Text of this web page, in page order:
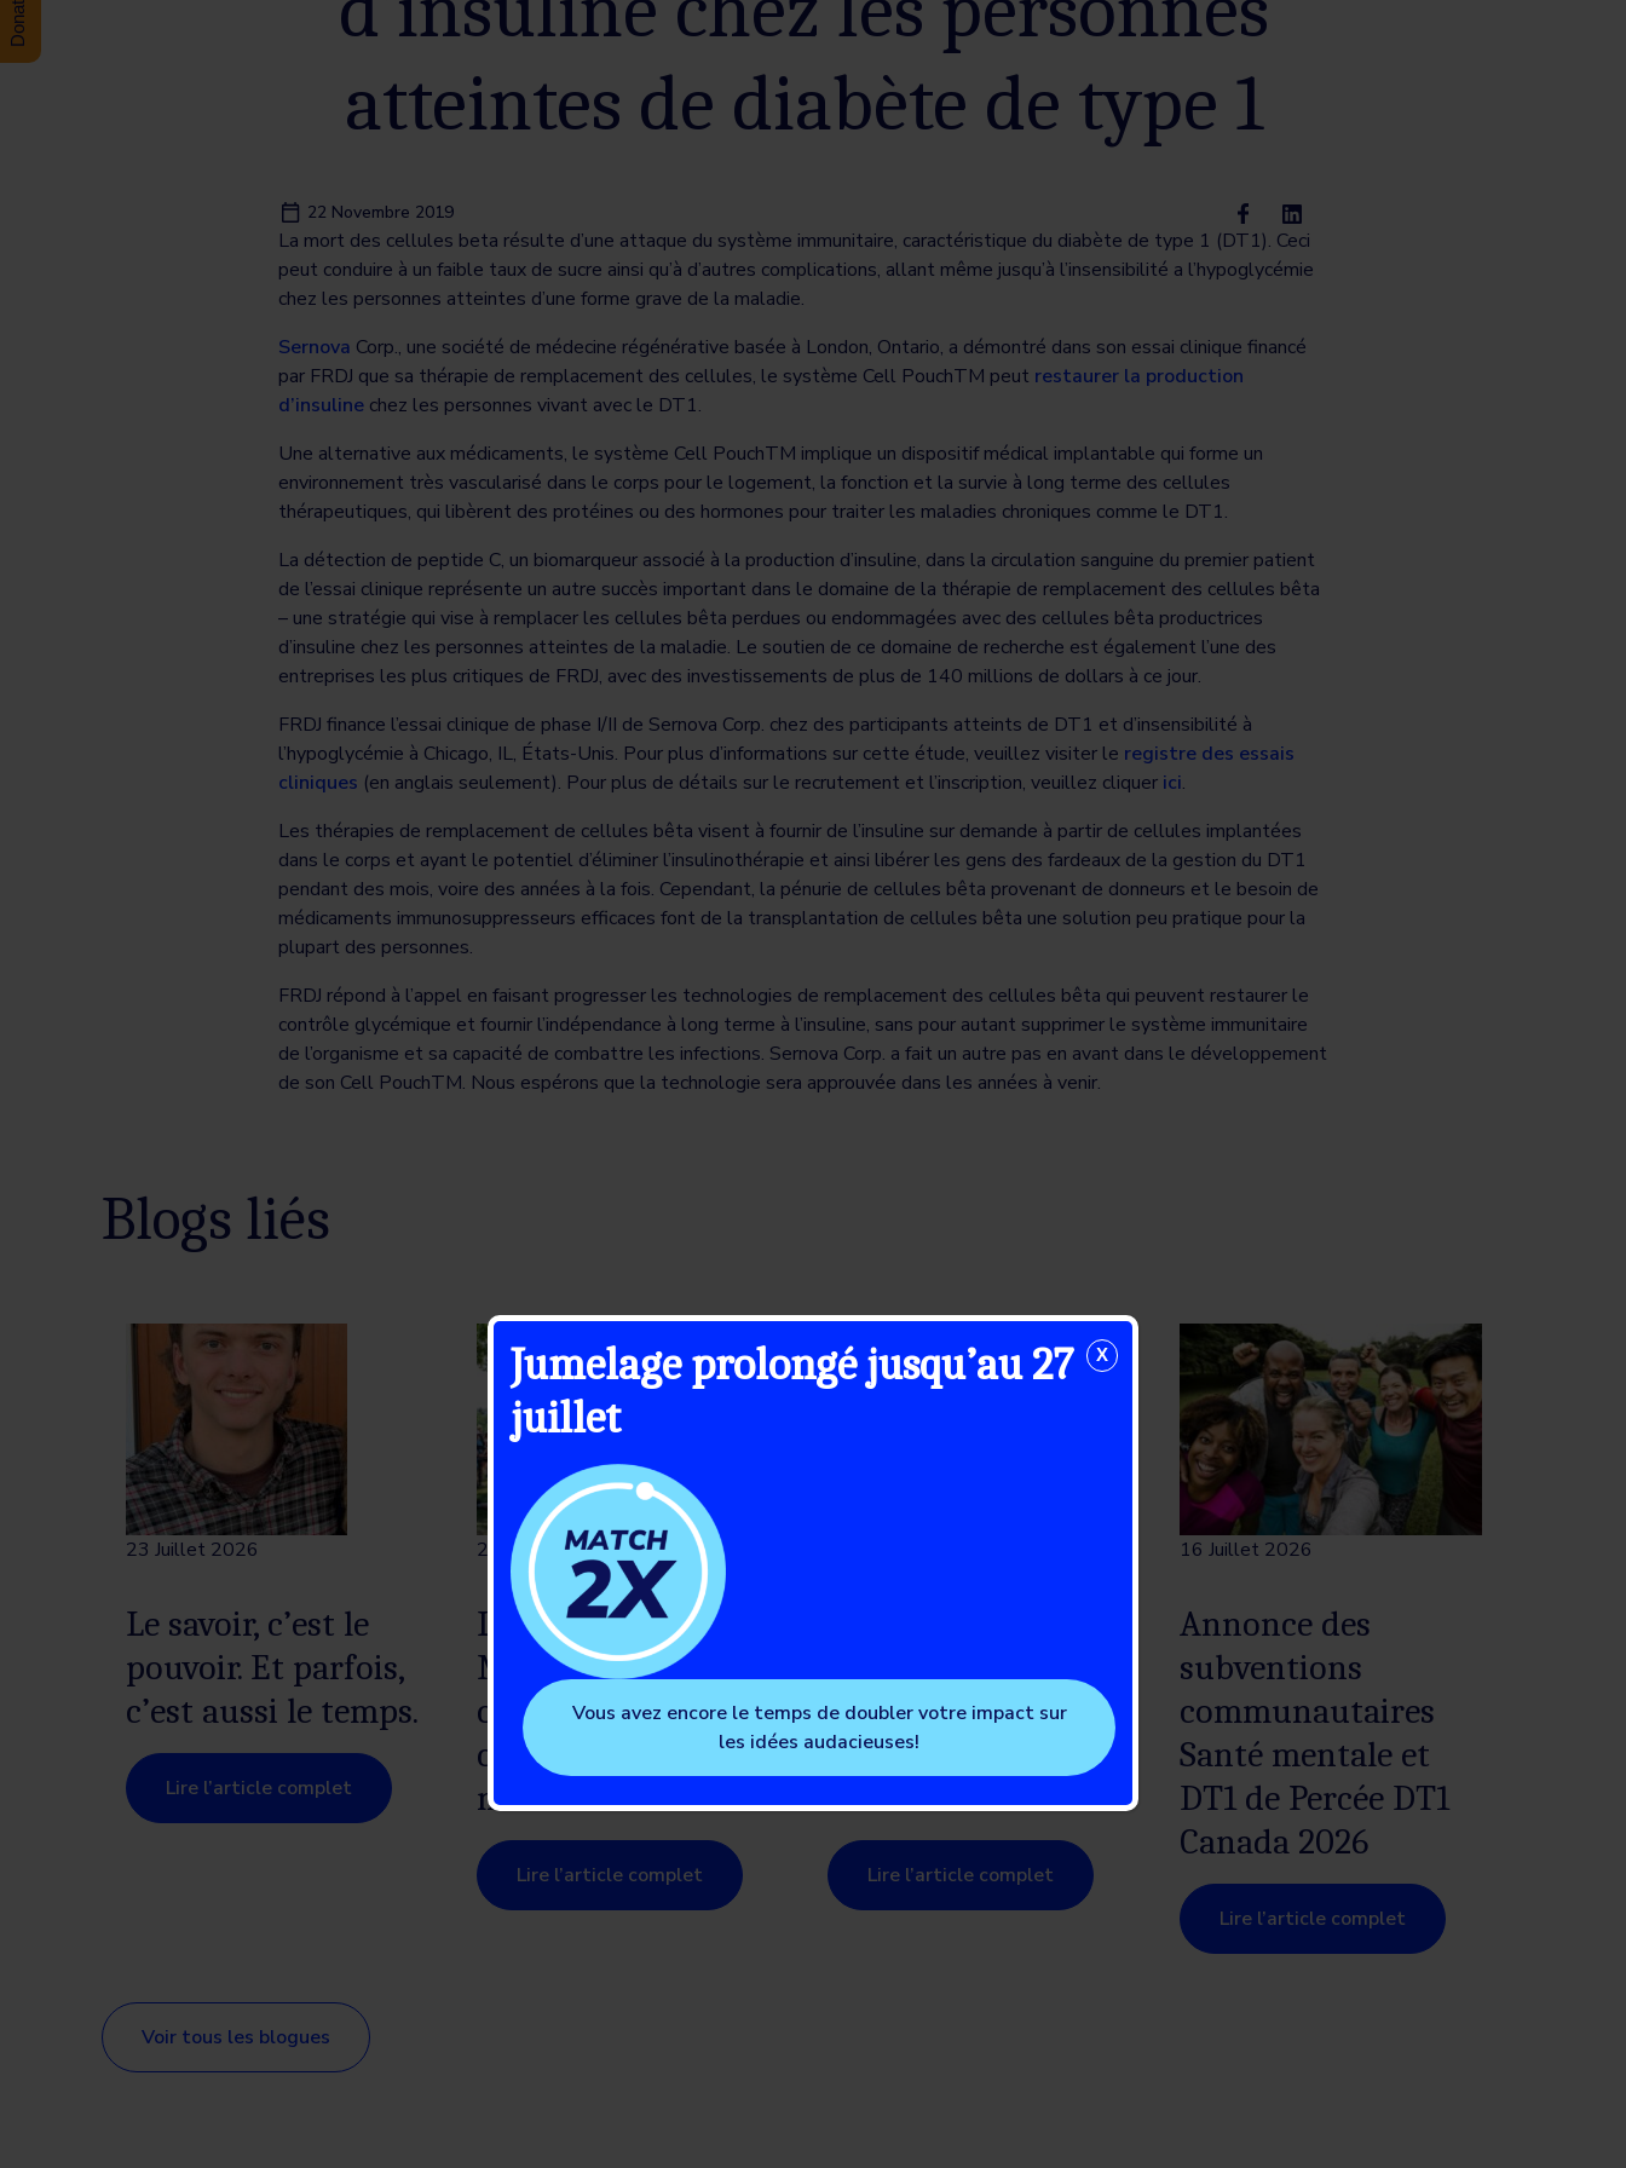
atteintes de diabète de type 1
22 Novembre 2019
La mort des cellules beta résulte d’une attaque du système immunitaire, caractéristique du diabète de type 1 (DT1). Ceci
peut conduire à un faible taux de sucre ainsi qu’à d’autres complications, allant même jusqu’à l’insensibilité a l’hypoglycémie
chez les personnes atteintes d’une forme grave de la maladie.
Sernova Corp., une société de médecine régénérative basée à London, Ontario, a démontré dans son essai clinique financé
par FRDJ que sa thérapie de remplacement des cellules, le système Cell PouchTM peut restaurer la production
d’insulinechez les personnes vivant avec le DT1.
Une alternative aux médicaments, le système Cell PouchTM implique un dispositif médical implantable qui forme un
environnement très vascularisé dans le corps pour le logement, la fonction et la survie à long terme des cellules
thérapeutiques, qui libèrent des protéines ou des hormones pour traiter les maladies chroniques comme le DT1.
La détection de peptide C, un biomarqueur associé à la production d’insuline, dans la circulation sanguine du premier patient
de l’essai clinique représente un autre succès important dans le domaine de la thérapie de remplacement des cellules bêta
– une stratégie qui vise à remplacer les cellules bêta perdues ou endommagées avec des cellules bêta productrices
d’insuline chez les personnes atteintes de la maladie. Le soutien de ce domaine de recherche est également l’une des
entreprises les plus critiques de FRDJ, avec des investissements de plus de 140 millions de dollars à ce jour.
FRDJ finance l’essai clinique de phase I/II de Sernova Corp. chez des participants atteints de DT1 et d’insensibilité à
l’hypoglycémie à Chicago, IL, États-Unis. Pour plus d’informations sur cette étude, veuillez visiter le registre des essais
cliniques (en anglais seulement). Pour plus de détails sur le recrutement et l’inscription, veuillez cliquer ici.
Les thérapies de remplacement de cellules bêta visent à fournir de l’insuline sur demande à partir de cellules implantées
dans le corps et ayant le potentiel d’éliminer l’insulinothérapie et ainsi libérer les gens des fardeaux de la gestion du DT1
pendant des mois, voire des années à la fois. Cependant, la pénurie de cellules bêta provenant de donneurs et le besoin de
médicaments immunosuppresseurs efficaces font de la transplantation de cellules bêta une solution peu pratique pour la
plupart des personnes.
FRDJ répond à l’appel en faisant progresser les technologies de remplacement des cellules bêta qui peuvent restaurer le
contrôle glycémique et fournir l’indépendance à long terme à l’insuline, sans pour autant supprimer le système immunitaire
de l’organisme et sa capacité de combattre les infections. Sernova Corp. a fait un autre pas en avant dans le développement
de son Cell PouchTM. Nous espérons que la technologie sera approuvée dans les années à venir.
Blogs liés
23 Juillet 2026
Le savoir, c’est le
pouvoir. Et parfois,
c’est aussi le temps.
Lire l’article complet
21 Juillet 2026
La saison 2026 de la
Marche Percée DT1 :
célébrer une
communauté en
mouvement
Lire l’article complet
personnes atteintes
de diabète de type 1
des thérapies
cellulaires
Lire l’article complet
16 Juillet 2026
Annonce des
subventions
communautaires
Santé mentale et
DT1 de Percée DT1
Canada 2026
Lire l’article complet
Voir tous les blogues
Jumelage prolongé jusqu’au 27
juillet
Vous avez encore le temps de doubler votre impact sur
les idées audacieuses!
X